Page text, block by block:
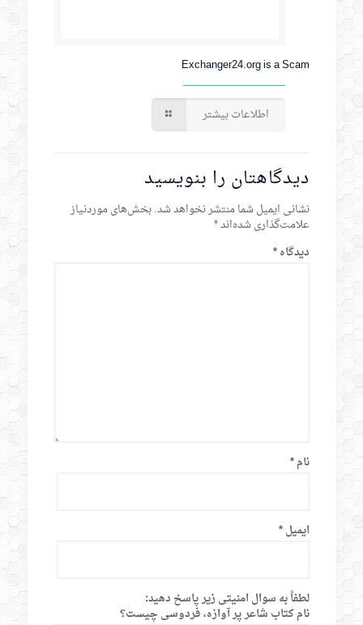
Exchanger24.org is a Scam
اطلاعات بیشتر
دیدگاهتان را بنویسید
نشانی ایمیل شما منتشر نخواهد شد.بخش‌های موردنیاز
علامت‌گذاری شده‌اند*
دیدگاه*
نام*
ایمیل*
لطفاً به سوال امنیتی زیر پاسخ دهید:
نام کتاب شاعر پر آوازه، فردوسی چیست؟